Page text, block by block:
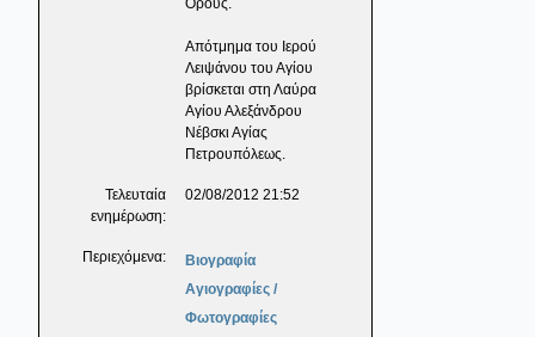
Όρους.
Απότμημα του Ιερού
Λειψάνου του Αγίου
βρίσκεται στη Λαύρα
Αγίου Αλεξάνδρου
Νέβσκι Αγίας
Πετρουπόλεως.
Τελευταία
ενημέρωση:
02/08/2012 21:52
Περιεχόμενα:
Βιογραφία
Αγιογραφίες /
Φωτογραφίες